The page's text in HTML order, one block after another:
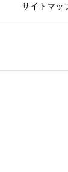
サイトマッ